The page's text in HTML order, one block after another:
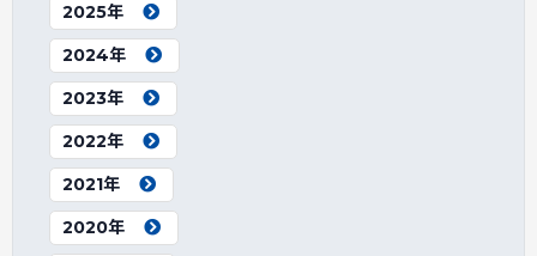
2025年
2024年
2023年
2022年
2021年
2020年